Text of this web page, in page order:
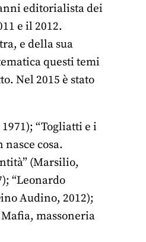
editorialista dei
e il 2012.
e della sua
questi temi
Nel 2015 è stato
“Togliatti e i
nasce cosa.
(Marsilio,
“Leonardo
Audino, 2012);
massoneria